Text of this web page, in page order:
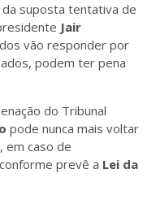
suposta tentativa de
Jair
vão responder por
podem ter pena
do Tribunal
pode nunca mais voltar
em caso de
prevê a Lei da